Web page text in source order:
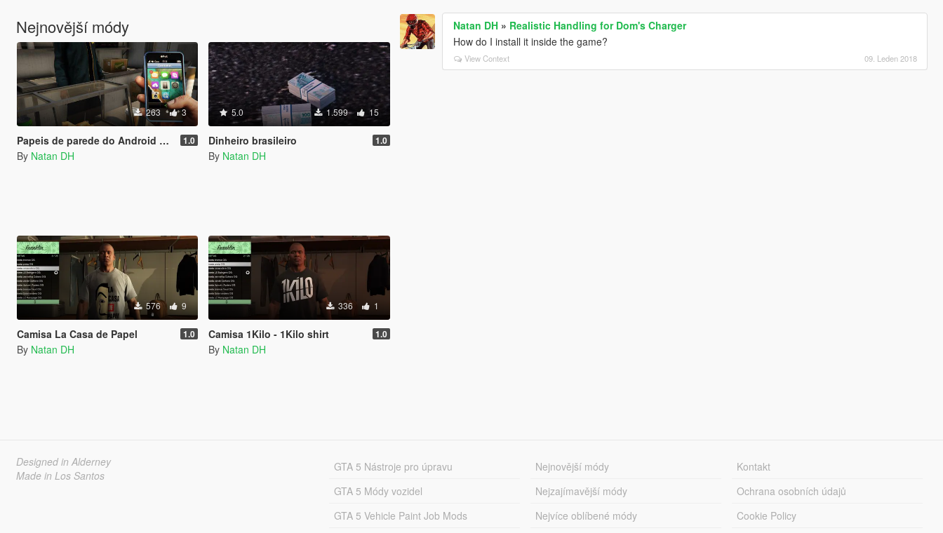
Nejnovější módy
263 3
Papeis de parede do Android para Micheal e Franklin 1.0
By Natan DH
5.0 1.599 15
Dinheiro brasileiro 1.0
By Natan DH
576 9
Camisa La Casa de Papel 1.0
By Natan DH
336 1
Camisa 1Kilo - 1Kilo shirt 1.0
By Natan DH
Natan DH » Realistic Handling for Dom's Charger
How do I install it inside the game?
View Context 09. Leden 2018
Designed in Alderney
Made in Los Santos
GTA 5 Nástroje pro úpravu
GTA 5 Módy vozidel
GTA 5 Vehicle Paint Job Mods
Nejnovější módy
Nejzajímavější módy
Nejvíce oblíbené módy
Kontakt
Ochrana osobních údajů
Cookie Policy